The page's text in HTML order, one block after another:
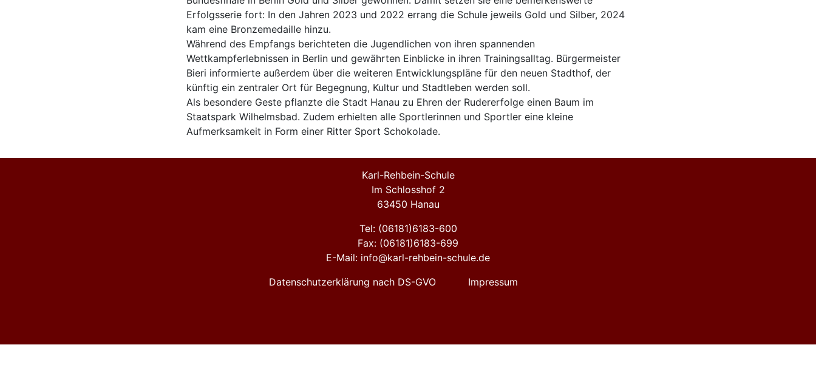
Erfolgsserie fort: In den Jahren 2023 und 2022 errang die Schule jeweils Gold und Silber, 2024
kam eine Bronzemedaille hinzu.
Während des Empfangs berichteten die Jugendlichen von ihren spannenden
Wettkampferlebnissen in Berlin und gewährten Einblicke in ihren Trainingsalltag. Bürgermeister
Bieri informierte außerdem über die weiteren Entwicklungspläne für den neuen Stadthof, der
künftig ein zentraler Ort für Begegnung, Kultur und Stadtleben werden soll.
Als besondere Geste pflanzte die Stadt Hanau zu Ehren der Rudererfolge einen Baum im
Staatspark Wilhelmsbad. Zudem erhielten alle Sportlerinnen und Sportler eine kleine
Aufmerksamkeit in Form einer Ritter Sport Schokolade.
Karl-Rehbein-Schule
Im Schlosshof 2
63450 Hanau
Tel: (06181)6183-600
Fax: (06181)6183-699
E-Mail: info@karl-rehbein-schule.de
Datenschutzerklärung nach DS-GVO
Impressum